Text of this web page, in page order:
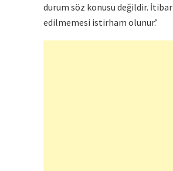
durum söz konusu değildir. İtibar
edilmemesi istirham olunur.’